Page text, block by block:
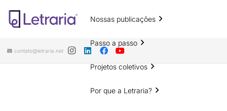
Nossas publicações
Passo a passo
Projetos coletivos
Por que a Letraria?
contato@letraria.net